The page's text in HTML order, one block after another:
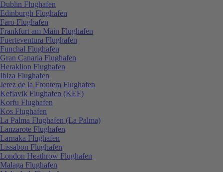
Dublin Flughafen
Edinburgh Flughafen
Faro Flughafen
Frankfurt am Main Flughafen
Fuerteventura Flughafen
Funchal Flughafen
Gran Canaria Flughafen
Heraklion Flughafen
Ibiza Flughafen
Jerez de la Frontera Flughafen
Keflavik Flughafen (KEF)
Korfu Flughafen
Kos Flughafen
La Palma Flughafen (La Palma)
Lanzarote Flughafen
Larnaka Flughafen
Lissabon Flughafen
London Heathrow Flughafen
Malaga Flughafen